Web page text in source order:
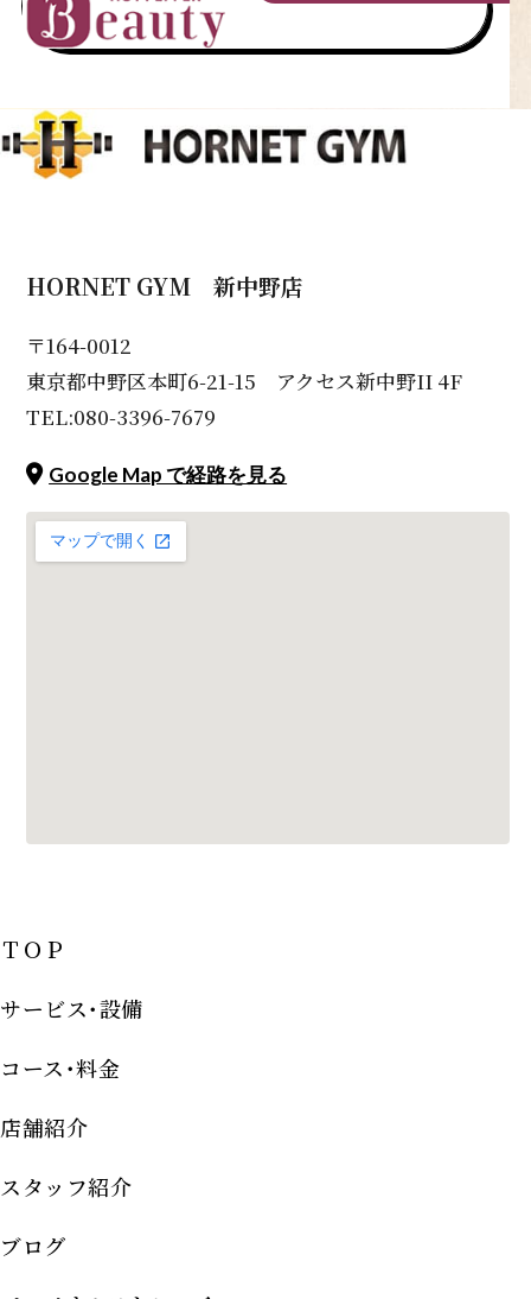
HORNET GYM 新中野店
〒164-0012
東京都中野区本町6-21-15 アクセス新中野II 4F
TEL:080-3396-7679
Google Map で経路を見る
ＴＯＰ
サービス･設備
コース･料金
店舗紹介
スタッフ紹介
ブログ